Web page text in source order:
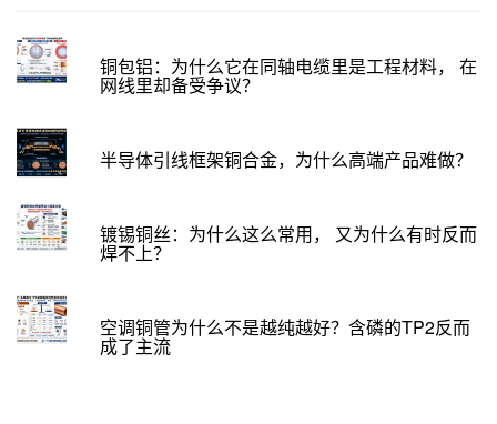
铜包铝：为什么它在同轴电缆里是工程材料， 在
网线里却备受争议？
半导体引线框架铜合金，为什么高端产品难做？
镀锡铜丝：为什么这么常用， 又为什么有时反而
焊不上？
空调铜管为什么不是越纯越好？含磷的TP2反而
成了主流